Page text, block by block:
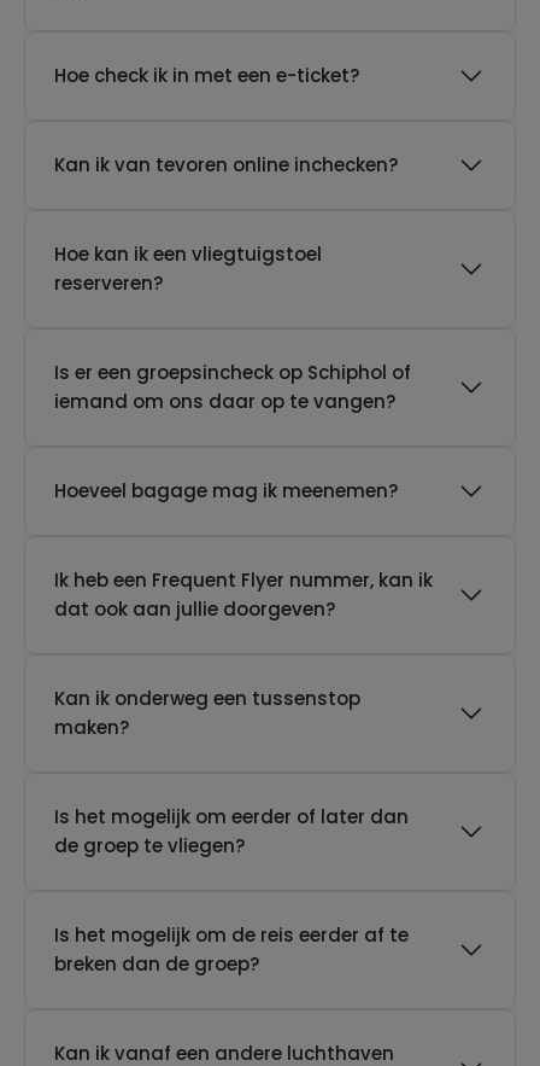
Hoe check ik in met een e-ticket?
Kan ik van tevoren online inchecken?
Hoe kan ik een vliegtuigstoel
reserveren?
Is er een groepsincheck op Schiphol of
iemand om ons daar op te vangen?
Hoeveel bagage mag ik meenemen?
Ik heb een Frequent Flyer nummer, kan ik
dat ook aan jullie doorgeven?
Kan ik onderweg een tussenstop
maken?
Is het mogelijk om eerder of later dan
de groep te vliegen?
Is het mogelijk om de reis eerder af te
breken dan de groep?
Kan ik vanaf een andere luchthaven